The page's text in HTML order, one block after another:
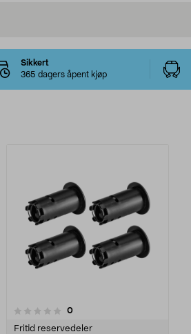
Sikkert
365 dagers åpent kjøp
0anmeldelser
Fritid reservedeler